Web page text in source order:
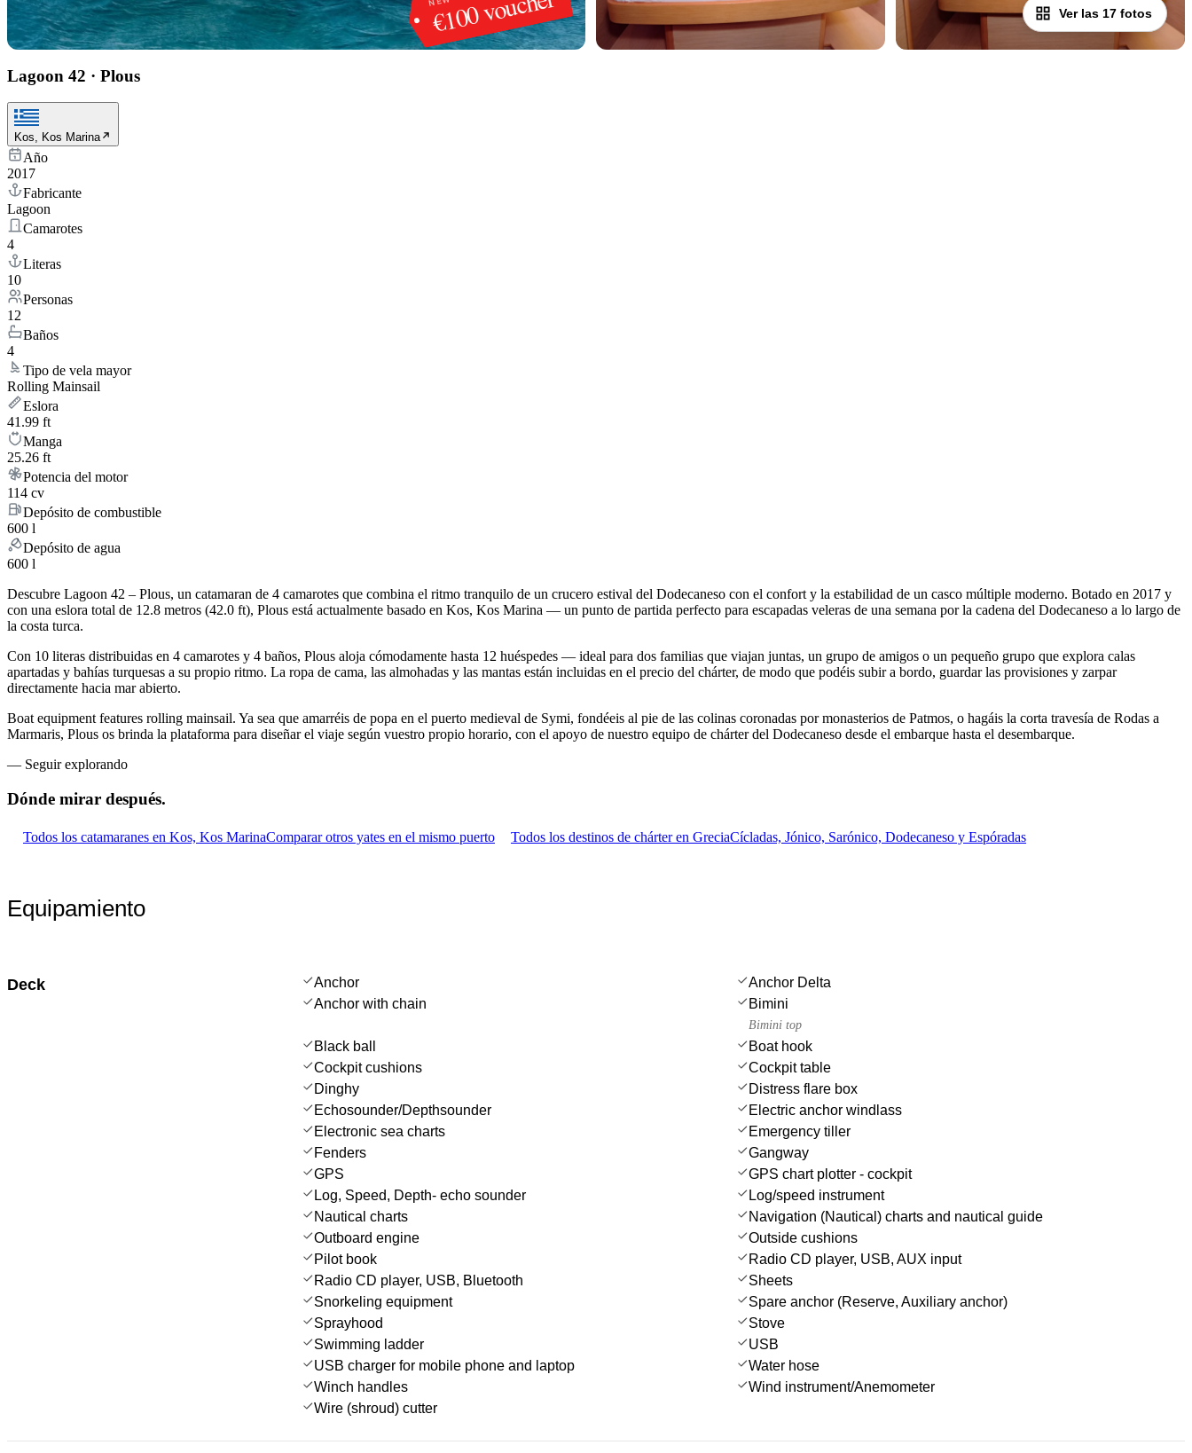
Ver las 17 fotos
Lagoon 42 · Plous
Kos, Kos Marina
Año
2017
Fabricante
Lagoon
Camarotes
4
Literas
10
Personas
12
Baños
4
Tipo de vela mayor
Rolling Mainsail
Eslora
41.99 ft
Manga
25.26 ft
Potencia del motor
114 cv
Depósito de combustible
600 l
Depósito de agua
600 l
Descubre Lagoon 42 – Plous, un catamaran de 4 camarotes que combina el ritmo tranquilo de un crucero estival del Dodecaneso con el confort y la estabilidad de un casco múltiple moderno. Botado en 2017 y
con una eslora total de 12.8 metros (42.0 ft), Plous está actualmente basado en Kos, Kos Marina — un punto de partida perfecto para escapadas veleras de una semana por la cadena del Dodecaneso a lo largo de
la costa turca.
Con 10 literas distribuidas en 4 camarotes y 4 baños, Plous aloja cómodamente hasta 12 huéspedes — ideal para dos familias que viajan juntas, un grupo de amigos o un pequeño grupo que explora calas
apartadas y bahías turquesas a su propio ritmo. La ropa de cama, las almohadas y las mantas están incluidas en el precio del chárter, de modo que podéis subir a bordo, guardar las provisiones y zarpar
directamente hacia mar abierto.
Boat equipment features rolling mainsail. Ya sea que amarréis de popa en el puerto medieval de Symi, fondéeis al pie de las colinas coronadas por monasterios de Patmos, o hagáis la corta travesía de Rodas a
Marmaris, Plous os brinda la plataforma para diseñar el viaje según vuestro propio horario, con el apoyo de nuestro equipo de chárter del Dodecaneso desde el embarque hasta el desembarque.
— Seguir explorando
Dónde mirar después.
Todos los catamaranes en Kos, Kos MarinaComparar otros yates en el mismo puerto Todos los destinos de chárter en GreciaCícladas, Jónico, Sarónico, Dodecaneso y Espóradas
Equipamiento
Deck Anchor
Anchor Delta
Anchor with chain
Bimini
Bimini top
Black ball
Boat hook
Cockpit cushions
Cockpit table
Dinghy
Distress flare box
Echosounder/Depthsounder
Electric anchor windlass
Electronic sea charts
Emergency tiller
Fenders
Gangway
GPS
GPS chart plotter - cockpit
Log, Speed, Depth- echo sounder
Log/speed instrument
Nautical charts
Navigation (Nautical) charts and nautical guide
Outboard engine
Outside cushions
Pilot book
Radio CD player, USB, AUX input
Radio CD player, USB, Bluetooth
Sheets
Snorkeling equipment
Spare anchor (Reserve, Auxiliary anchor)
Sprayhood
Stove
Swimming ladder
USB
USB charger for mobile phone and laptop
Water hose
Winch handles
Wind instrument/Anemometer
Wire (shroud) cutter